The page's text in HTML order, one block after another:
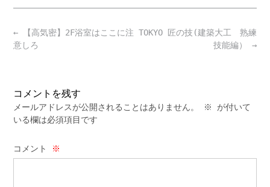
Post
navigation
TOKYO 匠の技(建築大工 熟練
技能編） →
← 【高気密】2F浴室はここに注
意しろ
コメントを残す
メールアドレスが公開されることはありません。 ※
が付いて
いる欄は必須項目です
コメント ※